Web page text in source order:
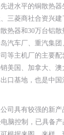
进水平的铜散热
三菱商社合资兴
热器和30万台铝
汽车厂、重汽集团
等主机厂的主要
美国、加拿大、
口基地，也是中
司具有较强的新
脑控制，已具备